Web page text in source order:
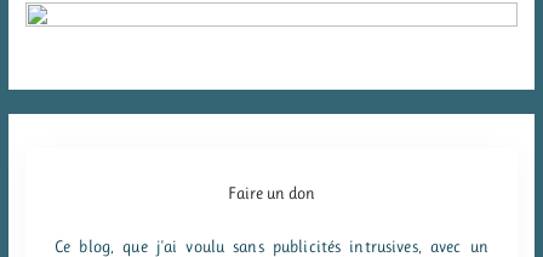
Faire un don
Ce blog, que j'ai voulu sans publicités intrusives, avec un